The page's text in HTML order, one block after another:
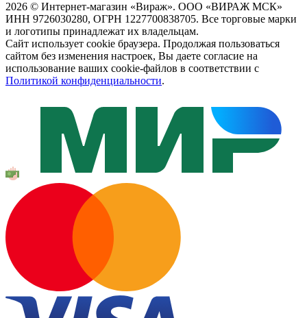
2026 © Интернет-магазин «Вираж». ООО «ВИРАЖ МСК»
ИНН 9726030280, ОГРН 1227700838705. Все торговые марки
и логотипы принадлежат их владельцам.
Сайт использует cookie браузера. Продолжая пользоваться
сайтом без изменения настроек, Вы даете согласие на
использование ваших cookie-файлов в соответствии с
Политикой конфиденциальности.